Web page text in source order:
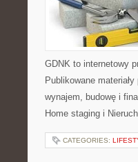
GDNK to internetowy
Publikowane
wynajem, budowę i
Home staging i
CATEGORIES: